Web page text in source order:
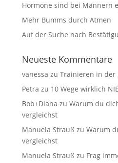
Hormone sind bei Männern
Mehr Bumms durch Atmen
Auf der Suche nach
Neueste Kommentare
vanessa zu Trainieren in der
Petra zu 10 Wege wirklich
Bob+Diana zu Warum du
vergleichst
Manuela Strauß zu Warum
vergleichst
Manuela Strauß zu Frag